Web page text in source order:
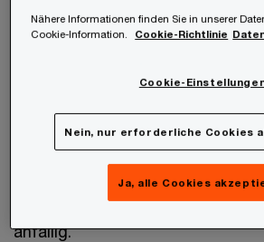
Geldwäsche missbraucht zu
Interesses, das damit
grenzüberschreitender
komplexer Eigentumsstrukturen
anfällig.
Nähere Informationen finden Sie in unserer
Cookie-Information.
Cookie-Richtlinie
Cookie-
Nein, nur erforderliche Cookies
Ja, alle Cookies